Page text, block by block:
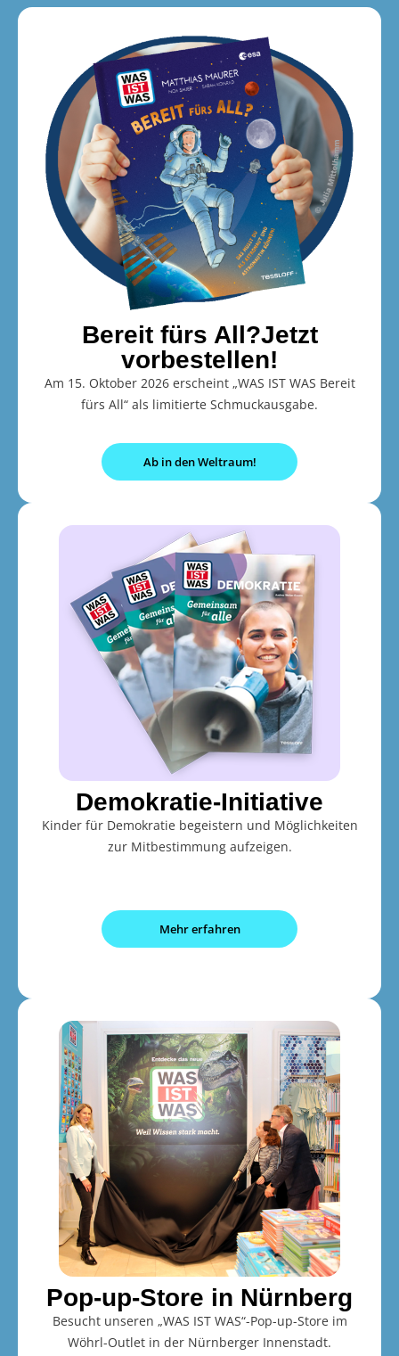
Bereit fürs All?Jetzt
vorbestellen!
Am 15. Oktober 2026 erscheint „WAS IST WAS Bereit
fürs All“ als limitierte Schmuckausgabe.
Ab in den Weltraum!
Demokratie-Initiative
Kinder für Demokratie begeistern und Möglichkeiten
zur Mitbestimmung aufzeigen.
Mehr erfahren
Pop-up-Store in Nürnberg
Besucht unseren „WAS IST WAS“-Pop-up-Store im
Wöhrl-Outlet in der Nürnberger Innenstadt.